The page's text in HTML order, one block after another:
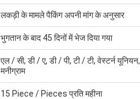
लकड़ी के मामले पैकिंग अपनी मांग के अनुसार
भुगतान के बाद 45 दिनों में भेज दिया गया
एल / सी, डी / ए, डी / पी, टी / टी, वेस्टर्न यूनियन,
मनीग्राम
15 Piece / Pieces प्रति महीना